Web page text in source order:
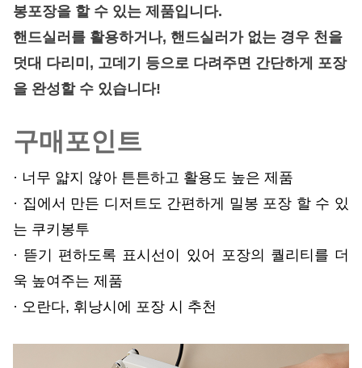
봉포장을 할 수 있는 제품입니다.
핸드실러를 활용하거나, 핸드실러가 없는 경우 천을
덧대 다리미, 고데기 등으로 다려주면 간단하게 포장
을 완성할 수 있습니다!
구매포인트
· 너무 얇지 않아 튼튼하고 활용도 높은 제품
· 집에서 만든 디저트도 간편하게 밀봉 포장 할 수 있
는 쿠키봉투
· 뜯기 편하도록 표시선이 있어 포장의 퀄리티를 더
욱 높여주는 제품
· 오란다, 휘낭시에 포장 시 추천